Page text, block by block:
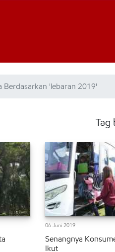
Berdasarkan 'lebaran 2019'
Tag
06 Juni 2019
Senangnya
Ikut